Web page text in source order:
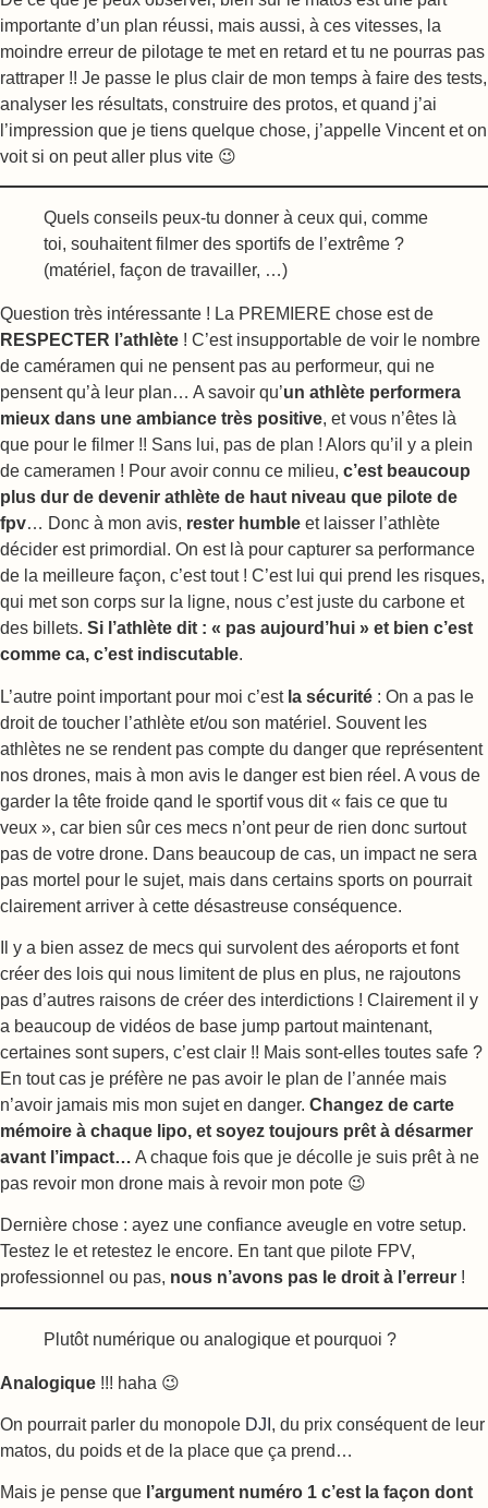
importante d’un plan réussi, mais aussi, à ces vitesses, la
moindre erreur de pilotage te met en retard et tu ne pourras pas
rattraper !! Je passe le plus clair de mon temps à faire des tests,
analyser les résultats, construire des protos, et quand j’ai
l’impression que je tiens quelque chose, j’appelle Vincent et on
voit si on peut aller plus vite 😉
Quels conseils peux-tu donner à ceux qui, comme
toi, souhaitent filmer des sportifs de l’extrême ?
(matériel, façon de travailler, …)
Question très intéressante ! La PREMIERE chose est de
RESPECTER l’athlète ! C’est insupportable de voir le nombre
de caméramen qui ne pensent pas au performeur, qui ne
pensent qu’à leur plan… A savoir qu’un athlète performera
mieux dans une ambiance très positive, et vous n’êtes là
que pour le filmer !! Sans lui, pas de plan ! Alors qu’il y a plein
de cameramen ! Pour avoir connu ce milieu, c’est beaucoup
plus dur de devenir athlète de haut niveau que pilote de
fpv… Donc à mon avis, rester humble et laisser l’athlète
décider est primordial. On est là pour capturer sa performance
de la meilleure façon, c’est tout ! C’est lui qui prend les risques,
qui met son corps sur la ligne, nous c’est juste du carbone et
des billets. Si l’athlète dit : « pas aujourd’hui » et bien c’est
comme ca, c’est indiscutable.
L’autre point important pour moi c’est la sécurité : On a pas le
droit de toucher l’athlète et/ou son matériel. Souvent les
athlètes ne se rendent pas compte du danger que représentent
nos drones, mais à mon avis le danger est bien réel. A vous de
garder la tête froide qand le sportif vous dit « fais ce que tu
veux », car bien sûr ces mecs n’ont peur de rien donc surtout
pas de votre drone. Dans beaucoup de cas, un impact ne sera
pas mortel pour le sujet, mais dans certains sports on pourrait
clairement arriver à cette désastreuse conséquence.
Il y a bien assez de mecs qui survolent des aéroports et font
créer des lois qui nous limitent de plus en plus, ne rajoutons
pas d’autres raisons de créer des interdictions ! Clairement il y
a beaucoup de vidéos de base jump partout maintenant,
certaines sont supers, c’est clair !! Mais sont-elles toutes safe ?
En tout cas je préfère ne pas avoir le plan de l’année mais
n’avoir jamais mis mon sujet en danger. Changez de carte
mémoire à chaque lipo, et soyez toujours prêt à désarmer
avant l’impact… A chaque fois que je décolle je suis prêt à ne
pas revoir mon drone mais à revoir mon pote 😉
Dernière chose : ayez une confiance aveugle en votre setup.
Testez le et retestez le encore. En tant que pilote FPV,
professionnel ou pas, nous n’avons pas le droit à l’erreur !
Plutôt numérique ou analogique et pourquoi ?
Analogique !!! haha 😉
On pourrait parler du monopole DJI , du prix conséquent de leur
matos, du poids et de la place que ça prend…
Mais je pense que l’argument numéro 1 c’est la façon dont